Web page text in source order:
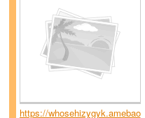
https://whosehizygyk.amebao